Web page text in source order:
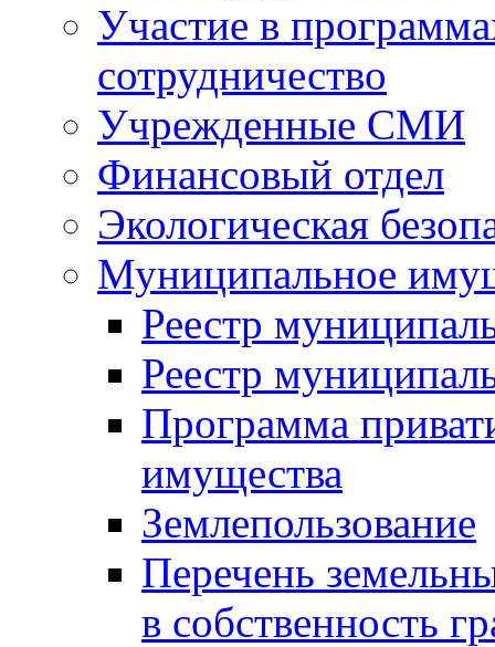
Участие в
сотрудничество
Учрежденные СМИ
Финансовый отдел
Экологическая
Муниципальное
Реестр
Реестр
Программа
имущества
Землепользование
Перечень
в собственность